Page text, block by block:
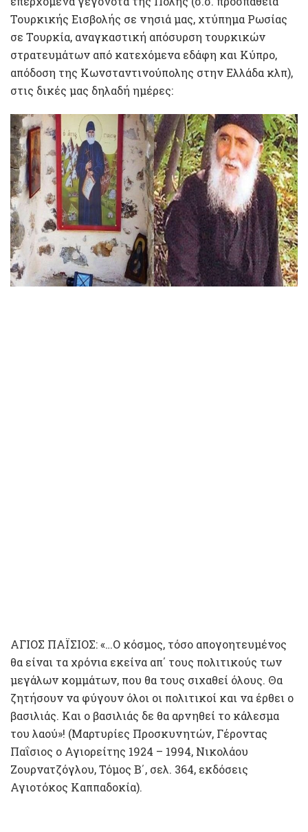
Τουρκικής Εισβολής σε νησιά μας, χτύπημα Ρωσίας
σε Τουρκία, αναγκαστική απόσυρση τουρκικών
στρατευμάτων από κατεχόμενα εδάφη και Κύπρο,
απόδοση της Κωνσταντινούπολης στην Ελλάδα κλπ),
στις δικές μας δηλαδή ημέρες:
ΑΓΙΟΣ ΠΑΪΣΙΟΣ: «…Ο κόσμος, τόσο απογοητευμένος
θα είναι τα χρόνια εκείνα απ΄ τους πολιτικούς των
μεγάλων κομμάτων, που θα τους σιχαθεί όλους. Θα
ζητήσουν να φύγουν όλοι οι πολιτικοί και να έρθει ο
βασιλιάς. Και ο βασιλιάς δε θα αρνηθεί το κάλεσμα
του λαού»! (Μαρτυρίες Προσκυνητών, Γέροντας
Παΐσιος ο Αγιορείτης 1924 – 1994, Νικολάου
Ζουρνατζόγλου, Τόμος Β΄, σελ. 364, εκδόσεις
Αγιοτόκος Καππαδοκία).